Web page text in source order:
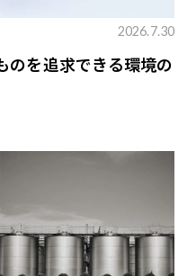
2026.7.30
のを追求できる環境の